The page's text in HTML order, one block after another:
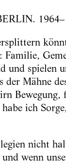
und spielen
Mähne
ich
nicht
wenn